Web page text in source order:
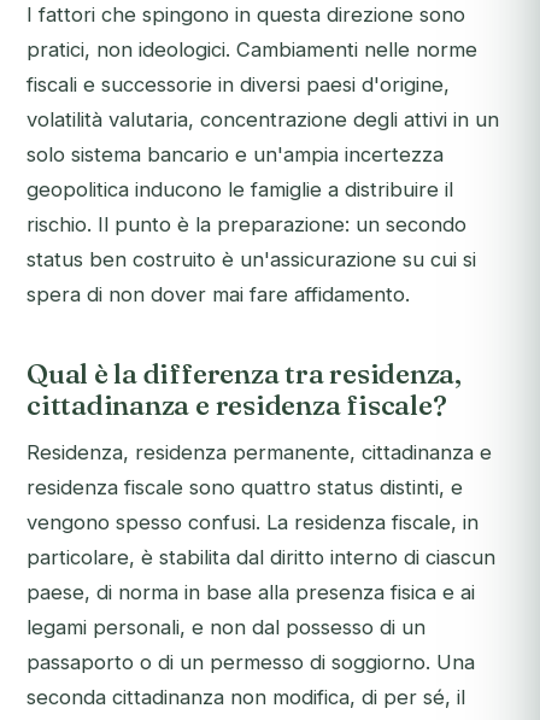
I fattori che spingono in questa direzione sono
pratici, non ideologici. Cambiamenti nelle norme
fiscali e successorie in diversi paesi d'origine,
volatilità valutaria, concentrazione degli attivi in un
solo sistema bancario e un'ampia incertezza
geopolitica inducono le famiglie a distribuire il
rischio. Il punto è la preparazione: un secondo
status ben costruito è un'assicurazione su cui si
spera di non dover mai fare affidamento.
Qual è la differenza tra residenza,
cittadinanza e residenza fiscale?
Residenza, residenza permanente, cittadinanza e
residenza fiscale sono quattro status distinti, e
vengono spesso confusi. La residenza fiscale, in
particolare, è stabilita dal diritto interno di ciascun
paese, di norma in base alla presenza fisica e ai
legami personali, e non dal possesso di un
passaporto o di un permesso di soggiorno. Una
seconda cittadinanza non modifica, di per sé, il